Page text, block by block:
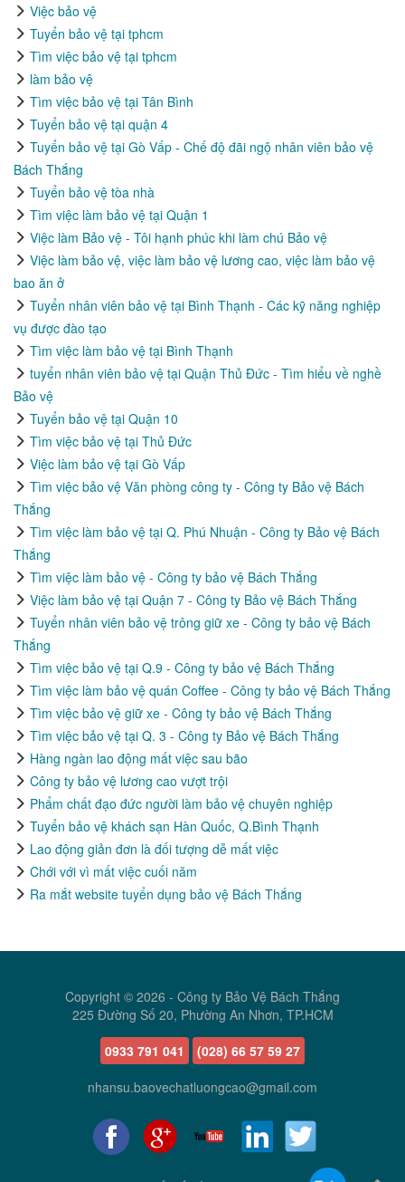
Việc bảo vệ
Tuyển bảo vệ tại tphcm
Tìm việc bảo vệ tại tphcm
làm bảo vệ
Tìm việc bảo vệ tại Tân Bình
Tuyển bảo vệ tại quận 4
Tuyển bảo vệ tại Gò Vấp - Chế độ đãi ngộ nhân viên bảo vệ
Bách Thắng
Tuyển bảo vệ tòa nhà
Tìm việc làm bảo vệ tại Quận 1
Việc làm Bảo vệ - Tôi hạnh phúc khi làm chú Bảo vệ
Việc làm bảo vệ, việc làm bảo vệ lương cao, việc làm bảo vệ
bao ăn ở
Tuyển nhân viên bảo vệ tại Bình Thạnh - Các kỹ năng nghiệp
vụ được đào tạo
Tìm việc làm bảo vệ tại Bình Thạnh
tuyển nhân viên bảo vệ tại Quận Thủ Đức - Tìm hiểu về nghề
Bảo vệ
Tuyển bảo vệ tại Quận 10
Tìm việc bảo vệ tại Thủ Đức
Việc làm bảo vệ tại Gò Vấp
Tìm việc bảo vệ Văn phòng công ty - Công ty Bảo vệ Bách
Thắng
Tìm việc làm bảo vệ tại Q. Phú Nhuận - Công ty Bảo vệ Bách
Thắng
Tìm việc làm bảo vệ - Công ty bảo vệ Bách Thắng
Việc làm bảo vệ tại Quận 7 - Công ty Bảo vệ Bách Thắng
Tuyển nhân viên bảo vệ trông giữ xe - Công ty bảo vệ Bách
Thắng
Tìm việc bảo vệ tại Q.9 - Công ty bảo vệ Bách Thắng
Tìm việc làm bảo vệ quán Coffee - Công ty bảo vệ Bách Thắng
Tìm việc bảo vệ giữ xe - Công ty bảo vệ Bách Thắng
Tìm việc bảo vệ tại Q. 3 - Công ty Bảo vệ Bách Thắng
Hàng ngàn lao động mất việc sau bão
Công ty bảo vệ lương cao vượt trội
Phẩm chất đạo đức người làm bảo vệ chuyên nghiệp
Tuyển bảo vệ khách sạn Hàn Quốc, Q.Bình Thạnh
Lao động giản đơn là đối tượng dễ mất việc
Chới với vì mất việc cuối năm
Ra mắt website tuyển dụng bảo vệ Bách Thắng
Copyright © 2026 - Công ty Bảo Vệ Bách Thắng
225 Đường Số 20, Phường An Nhơn, TP.HCM
0933 791 041
(028) 66 57 59 27
nhansu.baovechatluongcao@gmail.com